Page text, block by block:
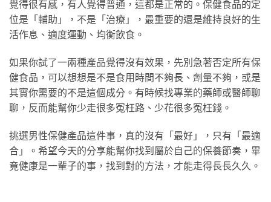
覺得很有感，有人覺得普通，這都是正常的。保健食品的定
位是「輔助」，不是「治療」，最重要的還是維持良好的生
活作息、適度運動、均衡飲食。
如果你試了一兩種產品覺得沒有效果，先別急著否定所有保
健食品，可以想想是不是食用時間不夠長、劑量不夠，或是
其實你需要的不是這個成分。有時候找專業的藥師或醫師聊
聊，反而能幫你少走很多冤枉路、少花很多冤枉錢。
挑選男性保健產品這件事，真的沒有「最好」，只有「最適
合」。希望今天的分享能幫你找到屬於自己的保養節奏，畢
竟健康是一輩子的事，找到對的方法，才能走得長長久久。